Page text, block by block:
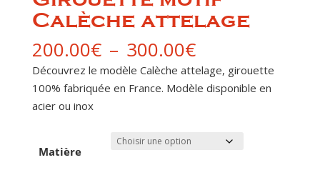
Calèche attelage
200.00€ – 300.00€Plage
de
prix :
200.00€
300.00€
Découvrez le modèle Calèche attelage, girouette
100% fabriquée en France. Modèle disponible en
acier ou inox
Matière